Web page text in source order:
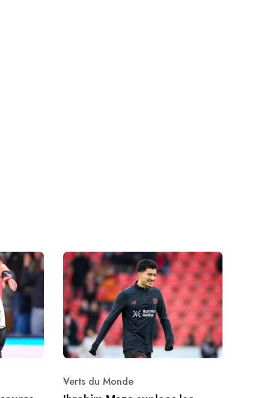
Category
Verts du Monde